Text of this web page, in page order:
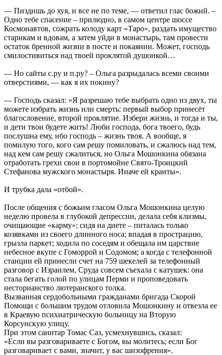
— Пиздишь до хуя, и все не по теме, — ответил глас божий. –
Одно тебе спасение – прилюдно, в самом центре шоссе
Космонавтов, сожрать колоду карт «Таро», раздать имущество
старикам и вдовам, а затем уйди в монастырь, там провести
остаток бренной жизни в посте и покаянии. Может, господь
смилостивиться над твоей проклятой душонкой…
— Но сайты с.ру и п.ру? – Ольга разрыдалась всеми своими
отверстиями, — как я их покину?
— Господь сказал: «Я разрешаю тебе выбрать одно из двух, ты
можете избрать жизнь или смерть: первый выбор принесёт
благословение, второй проклятие. Избери жизнь, и тогда и ты,
и дети твои будете жить! Люби господа, бога твоего, будь
послушна ему, ибо господь – жизнь твоя. А вообще, я
помилую того, кого сам решу помиловать, и сжалюсь над тем,
над кем сам решу сжалиться, но Ольга Мошонкина обязана
отработать грехи свои в портомойне Свято-Троицкий
Стефанова мужского монастыря. Иначе ей кранты».
И трубка дала «отбой».
После общения с божьим гласом Ольга Мошонкина целую
неделю провела в глубокой депрессии, делала себя клизмы,
очищающие «карму»; сидя на диете – питалась только
козявками из своего длинного носа; впадая в прострацию,
грызла паркет; ходила по соседям и обещала им царствие
небесное вкупе с Гоморрой и Содомом; а когда с телефонной
станции ей принесли счет на 759 шекелей за телефонный
разговор с Израилем, Сруда совсем съехала с катушек: она
стала бегать голой по улицам Перми и проповедовать
несторианство лютеранского толка.
Вызванная сердобольными гражданами бригада Скорой
Помощи с большим трудом отловила Мошонкину и отвезла ее
в Краевую психиатрическую больницу на Вторую
Корсунскую улицу.
При этом санитар Томас Саз, усмехнувшись, сказал:
«Если вы разговариваете с Богом, вы молитесь; если Бог
разговаривает с вами, значит, у вас шизофрения».